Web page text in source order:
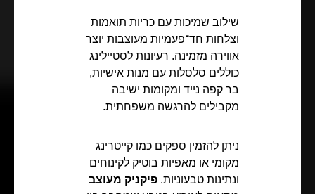
שילוב שמיכות עם כריות תואמות
וצלחות חד־פעמיות מעוצבות יוצר
אווירה מזמינה. רעיונות לסטיילינג
כוללים סלסלות עם מנות אישיות,
בר קפה נייד ומקומות ישיבה
מקבילים להרגשה משפחתית.
ניתן להזמין ספקים כמו קייטרינג
מקומי או מאפיות בוטיק לקינוחים
ונתינות טבעוניות. פיקניק מעוצב